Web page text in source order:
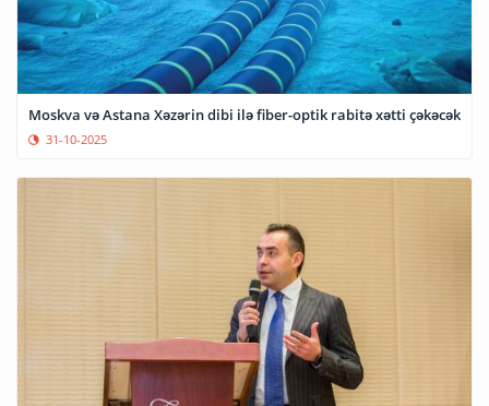
Moskva və Astana Xəzərin dibi ilə fiber-optik rabitə xətti çəkəcək
31-10-2025